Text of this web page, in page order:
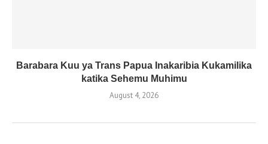
Barabara Kuu ya Trans Papua Inakaribia Kukamilika
katika Sehemu Muhimu
August 4, 2026